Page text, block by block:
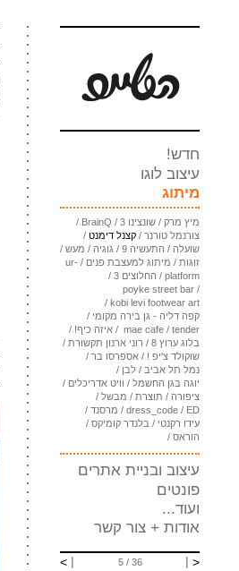
חדש!
עיצוב לוגו
מיתוג
מיץ מרק / שונצינו 3 /
BrainQ
/
צורנמל טורנר / קצנל דימנט /
שועלה / התעשיה 9 / גוגיה / מעש /
זוגות / מיתוג למעצבת פנים /
ur-
platform
/ החלוצים 3
/
poyke street bar /
kobi levi footwear art
/
קפה דליה - גן בירה מקומי /
mae cafe / tender
/ איזה כיף! /
בלוג ערוץ 8
/ רוני ארנון תקשורת /
שוקולד צ'יפ ! / אספרסו בר /
נמל תל אביב / לבן /
יוגה בגן החשמל / וויט אדריכלים /
ציפורה / תוצרת / מבשל /
dress_code / ED
/ מרסנד /
עידו רקנטי / בלנדר קומיקס /
הוראס /
עיצוב ובניית אתרים
פונטים
ועוד...
אודות + צור קשר
<
|
36 /
5
> |